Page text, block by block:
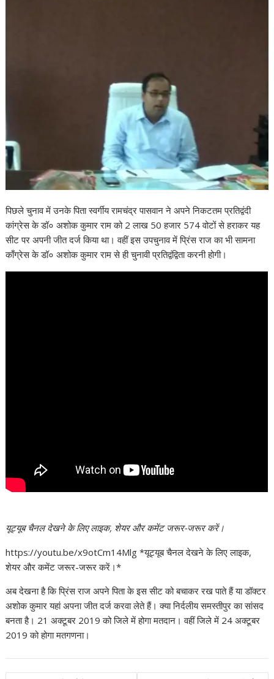
पिछले चुनाव में उनके पिता स्वर्गीय रामचंद्र पासवान ने अपने निकटतम प्रतिद्वंदी
कांग्रेस के डॉ० अशोक कुमार राम को 2 लाख 50 हजार 574 वोटों से हराकर यह
सीट पर अपनी जीत दर्ज किया था। वहीं इस उपचुनाव में प्रिंस राज का भी सामना
काँग्रेस के डॉ० अशोक कुमार राम से ही चुनावी प्रतिद्वंद्विता करनी होगी।
यूट्यूब चैनल देखने के लिए लाइक, शेयर और कमेंट जरूर-जरूर करें।
https://youtu.be/x9otCm14Mlg *यूट्यूब चैनल देखने के लिए लाइक,
शेयर और कमेंट जरूर-जरूर करें।*
अब देखना है कि प्रिंस राज अपने पिता के इस सीट को बचाकर रख पाते हैं या डॉक्टर
अशोक कुमार यहां अपना जीत दर्ज करवा लेते हैं। क्या निर्दलीय समस्तीपुर का सांसद
बनता है। 21 अक्टूबर 2019 को जिले में होगा मतदान। वहीं जिले में 24 अक्टूबर
2019 को होगा मतगणना।